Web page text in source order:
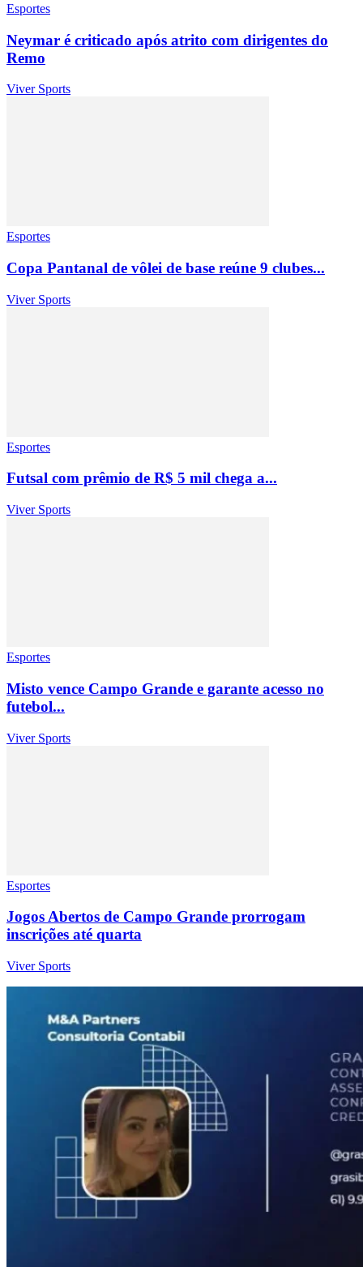
Esportes
Neymar é criticado após atrito com dirigentes do
Remo
Viver Sports
Esportes
Copa Pantanal de vôlei de base reúne 9 clubes...
Viver Sports
Esportes
Futsal com prêmio de R$ 5 mil chega a...
Viver Sports
Esportes
Misto vence Campo Grande e garante acesso no
futebol...
Viver Sports
Esportes
Jogos Abertos de Campo Grande prorrogam
inscrições até quarta
Viver Sports